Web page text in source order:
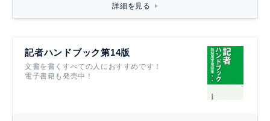
詳細を見る
記者ハンドブック第14版
文書を書くすべての人におすすめです！
電子書籍も発売中！